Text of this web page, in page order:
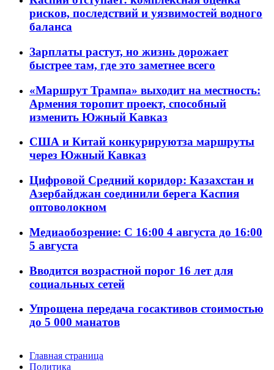
рисков, последствий и уязвимостей водного
баланса
Зарплаты растут, но жизнь дорожает
быстрее там, где это заметнее всего
«Маршрут Трампа» выходит на местность:
Армения торопит проект, способный
изменить Южный Кавказ
США и Китай конкурируютза маршруты
через Южный Кавказ
Цифровой Средний коридор: Казахстан и
Азербайджан соединили берега Каспия
оптоволокном
Медиаобозрение: С 16:00 4 августа до 16:00
5 августа
Вводится возрастной порог 16 лет для
социальных сетей
Упрощена передача госактивов стоимостью
до 5 000 манатов
Главная страница
Политика